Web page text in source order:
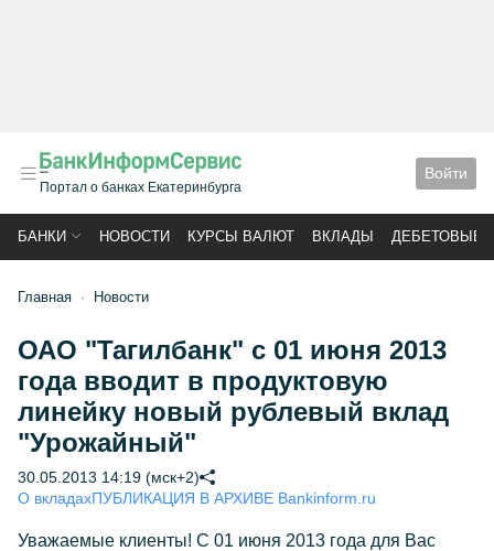
Портал о банках Екатеринбурга
Войти
БАНКИ НОВОСТИ КУРСЫ ВАЛЮТ ВКЛАДЫ ДЕБЕТОВЫЕ
Главная Новости
ОАО "Тагилбанк" с 01 июня 2013
года вводит в продуктовую
линейку новый рублевый вклад
"Урожайный"
30.05.2013 14:19 (мск+2)
О вкладахПУБЛИКАЦИЯ В АРХИВЕ Bankinform.ru
Уважаемые клиенты! С 01 июня 2013 года для Вас